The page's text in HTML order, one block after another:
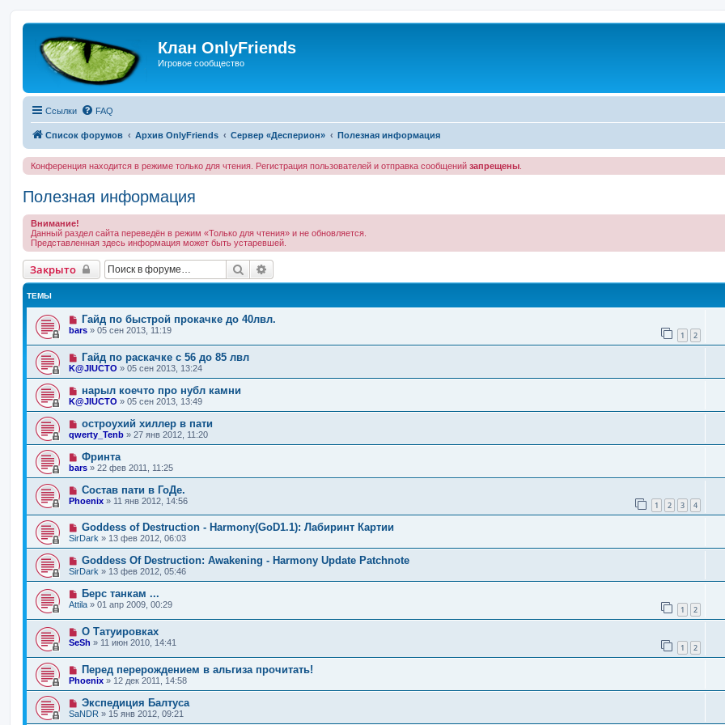
Клан OnlyFriends
Игровое сообщество
Ссылки FAQ
Список форумов Архив OnlyFriends Сервер «Десперион» Полезная информация
Конференция находится в режиме только для чтения. Регистрация пользователей и отправка сообщений запрещены
Полезная информация
Внимание!
Данный раздел сайта переведён в режим «Только для чтения» и не обновляется.
Представленная здесь информация может быть устаревшей.
Закрыто Поиск
ТЕМЫ
Гайд по быстрой прокачке до 40лвл.
bars » 05 сен 2013, 11:19 1 2
Гайд по раскачке с 56 до 85 лвл
K@JIUCTO » 05 сен 2013, 13:24
нарыл коечто про нубл камни
K@JIUCTO » 05 сен 2013, 13:49
остроухий хиллер в пати
qwerty_Tenb » 27 янв 2012, 11:20
Фринта
bars » 22 фев 2011, 11:25
Состав пати в ГоДе.
Phoenix » 11 янв 2012, 14:56 1 2 3 4
Goddess of Destruction - Harmony(GoD1.1): Лабиринт Картии
SirDark » 13 фев 2012, 06:03
Goddess Of Destruction: Awakening - Harmony Update Patchnote
SirDark » 13 фев 2012, 05:46
Берс танкам ...
Attila » 01 апр 2009, 00:29 1 2
О Татуировках
SeSh » 11 июн 2010, 14:41 1 2
Перед перерождением в альгиза прочитать!
Phoenix » 12 дек 2011, 14:58
Экспедиция Балтуса
SaNDR » 15 янв 2012, 09:21